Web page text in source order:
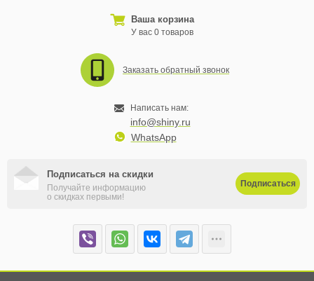
Ваша корзина
У вас 0 товаров
Заказать обратный звонок
Написать нам:
info@shiny.ru
WhatsApp
Подписаться на скидки
Получайте информацию
о скидках первыми!
Подписаться